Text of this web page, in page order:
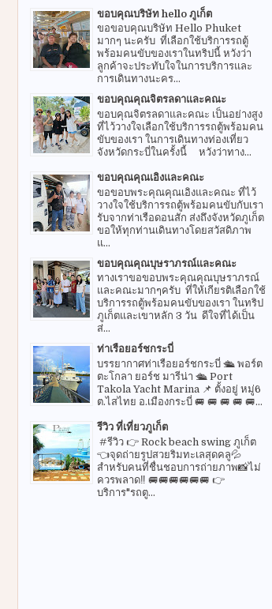
ขอบคุณบริษัท hello ภูเก็ต
ขอขอบคุณบริษัท Hello Phuket
มากๆ นะครับ ที่เลือกใช้บริการรถตู้
พร้อมคนขับของเราในทริปนี้ หวังว่า
ลูกค้าจะประทับใจในการบริการและ
การเดินทางนะคร...
ขอบคุณคุณจิตรลดาและคณะ
ขอบคุณจิตรลดาและคณะ เป็นอย่างสูง
ที่ไว้วางใจเลือกใช้บริการรถตู้พร้อมคน
ขับของเรา ในการเดินทางท่องเที่ยว
จังหวัดกระบี่ในครั้งนี้ หวังว่าทาง...
ขอบคุณคุณเอิงและคณะ
ขอขอบพระคุณคุณเอิงและคณะ ที่ไว้
วางใจใช้บริการรถตู้พร้อมคนขับกับเรา
รับจากท่าเรือดอนสัก ส่งถึงจังหวัดภูเก็ต
ขอให้ทุกท่านเดินทางโดยสวัสดิภาพ
แ...
ขอบคุณคุณบุษราภรณ์และคณะ
ทางเราขอขอบพระคุณคุณบุษราภรณ์
และคณะมากๆครับ ที่ให้เกียรติเลือกใช้
บริการรถตู้พร้อมคนขับของเรา ในทริป
ภูเก็ตและเขาหลัก 3 วัน ดีใจที่ได้เป็น
ส่...
ท่าเรือยอร์ชกระบี่
บรรยากาศท่าเรือยอร์ชกระบี่ 🛳 พอร์ต
ตะโกลา ยอร์ช มารีน่า 🛳 Port
Takola Yacht Marina 📌 ตั้งอยู่ หมู่6
ต.ไสไทย อ.เมืองกระบี่ 🚐 🚐 🚐 🚐 🚐...
รีวิว ที่เที่ยวภูเก็ต
#รีวิว 👉 Rock beach swing ภูเก็ต
👈จุดถ่ายรูปสวยริมทะเลสุดคลู💦
สำหรับคนที่ชื่นชอบการถ่ายภาพ📸ไม่
ควรพลาด‼️ 🚐🚐🚐🚐🚐🚐 👉
บริการ"รถตู...